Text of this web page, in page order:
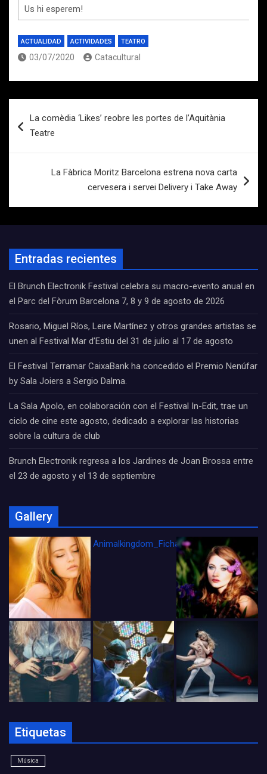
Us hi esperem!
ACTUALIDAD ACTIVIDADES TEATRO
03/07/2020 Catacultural
de
La comèdia ‘Likes’ reobre les portes de l’Aquitània
Teatre
La Fàbrica Moritz Barcelona estrena nova carta
cervesera i servei Delivery i Take Away
Entradas recientes
El Brunch Electronik Festival celebra su macro-evento anual en
el Parc del Fòrum Barcelona 7, 8 y 9 de agosto de 2026
Rosario, Miguel Ríos, Leire Martínez y otros grandes artistas se
unen al Festival Mar d’Estiu del 31 de julio al 17 de agosto
El Festival Terramar CaixaBank ha concedido el Premio Nenúfar
by Sala Joiers a Sergio Dalma.
La Sala Apolo, en colaboración con el Festival In-Edit, trae un
ciclo de cine este agosto, dedicado a explorar las historias
sobre la cultura de club
Brunch Electronik regresa a los Jardines de Joan Brossa entre
el 23 de agosto y el 13 de septiembre
Gallery
Animalkingdom_FichaCine
Etiquetas
Música